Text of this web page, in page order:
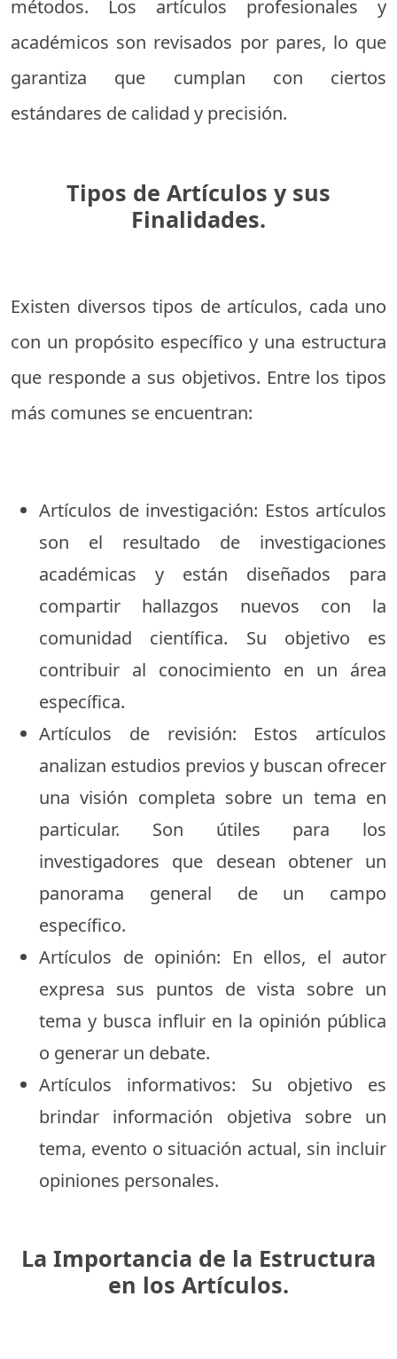
métodos. Los artículos profesionales y
académicos son revisados por pares, lo que
garantiza que cumplan con ciertos
estándares de calidad y precisión.
Tipos de Artículos y sus
Finalidades.
Existen diversos tipos de artículos, cada uno
con un propósito específico y una estructura
que responde a sus objetivos. Entre los tipos
más comunes se encuentran:
Artículos de investigación: Estos artículos
son el resultado de investigaciones
académicas y están diseñados para
compartir hallazgos nuevos con la
comunidad científica. Su objetivo es
contribuir al conocimiento en un área
específica.
Artículos de revisión: Estos artículos
analizan estudios previos y buscan ofrecer
una visión completa sobre un tema en
particular. Son útiles para los
investigadores que desean obtener un
panorama general de un campo
específico.
Artículos de opinión: En ellos, el autor
expresa sus puntos de vista sobre un
tema y busca influir en la opinión pública
o generar un debate.
Artículos informativos: Su objetivo es
brindar información objetiva sobre un
tema, evento o situación actual, sin incluir
opiniones personales.
La Importancia de la Estructura
en los Artículos.